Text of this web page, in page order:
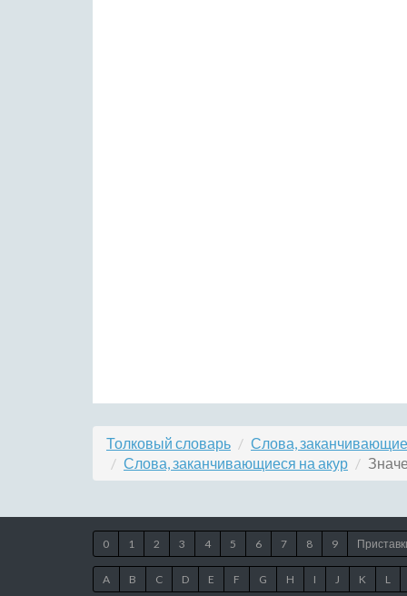
Толковый словарь Слова,
Слова, заканчивающиеся на акур
0 1 2 3 4 5 6 7 8 9
A B C D E F G H I J K L